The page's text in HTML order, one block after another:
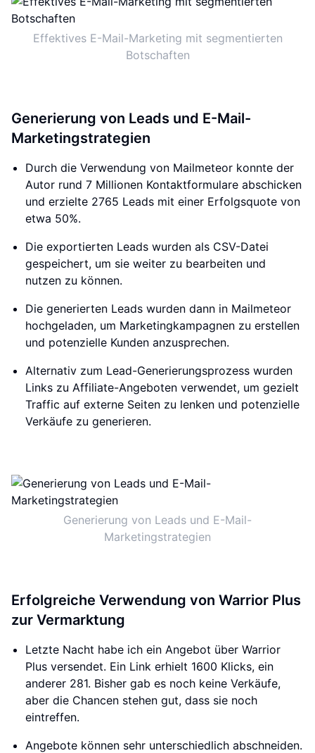
Effektives E-Mail-Marketing mit segmentierten
Botschaften
Generierung von Leads und E-Mail-
Marketingstrategien
Durch die Verwendung von Mailmeteor konnte der
Autor rund 7 Millionen Kontaktformulare abschicken
und erzielte 2765 Leads mit einer Erfolgsquote von
etwa 50%.
Die exportierten Leads wurden als CSV-Datei
gespeichert, um sie weiter zu bearbeiten und
nutzen zu können.
Die generierten Leads wurden dann in Mailmeteor
hochgeladen, um Marketingkampagnen zu erstellen
und potenzielle Kunden anzusprechen.
Alternativ zum Lead-Generierungsprozess wurden
Links zu Affiliate-Angeboten verwendet, um gezielt
Traffic auf externe Seiten zu lenken und potenzielle
Verkäufe zu generieren.
Generierung von Leads und E-Mail-
Marketingstrategien
Erfolgreiche Verwendung von Warrior Plus
zur Vermarktung
Letzte Nacht habe ich ein Angebot über Warrior
Plus versendet. Ein Link erhielt 1600 Klicks, ein
anderer 281. Bisher gab es noch keine Verkäufe,
aber die Chancen stehen gut, dass sie noch
eintreffen.
Angebote können sehr unterschiedlich abschneiden.